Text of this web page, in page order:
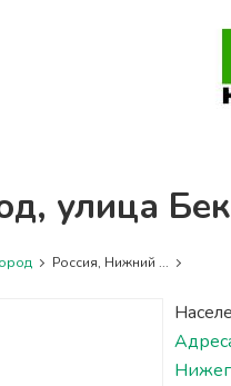
улица
Россия, Нижний ...